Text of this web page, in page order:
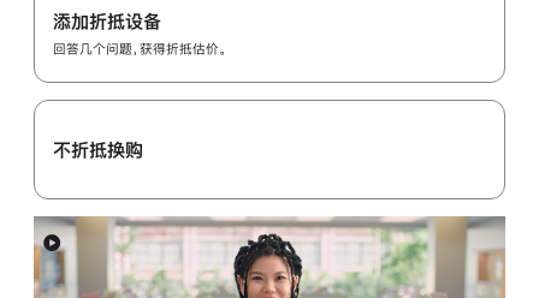
Trade
换
购
划：
添加折抵设备
回答几个问题，获得折抵估价。
不折抵换购
展
开